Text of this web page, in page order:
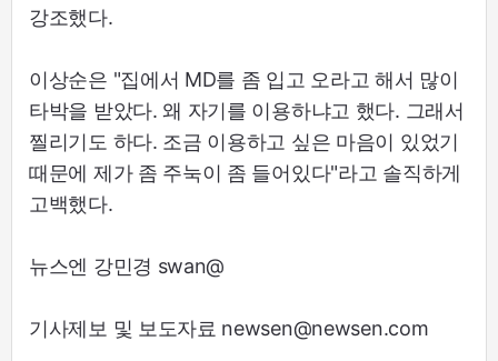
강조했다.
이상순은 "집에서 MD를 좀 입고 오라고 해서 많이
타박을 받았다. 왜 자기를 이용하냐고 했다. 그래서
찔리기도 하다. 조금 이용하고 싶은 마음이 있었기
때문에 제가 좀 주눅이 좀 들어있다"라고 솔직하게
고백했다.
뉴스엔 강민경 swan@
기사제보 및 보도자료 newsen@newsen.com